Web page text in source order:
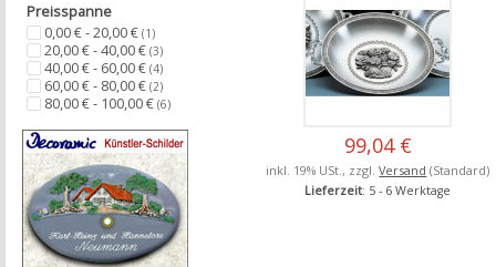
99,04 €
inkl. 19% USt., zzgl.Versand (Standard)
Lieferzeit: 5 - 6 Werktage
Preisspanne
0,00 € - 20,00 € (1)
20,00 € - 40,00 € (3)
40,00 € - 60,00 € (4)
60,00 € - 80,00 € (2)
80,00 € - 100,00 € (6)